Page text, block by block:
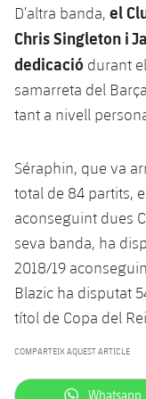
Jugadors
Fotos
Història
Classificació
Juvenil
Infantil
Aleví
Atletisme
plusicon
més
Masculí
Femení
Agenda
Bàsquet en
plusicon
més
Actualitat
Jugadors
Calendari
Classificació
Actualitat
Jugadors
Calendari
Resultats
Classificació
Hoquei herba
plusicon
més
Notícies
Hockey
Hockey
Patinatge
plusicon
més
Actualitat
Plantilla
Escola de
Rugby
plusicon
més
plusicon
més
D’altra banda, el
Chris Singleton i
dedicació durant
samarreta del
tant a nivell
Séraphin, que va
total de 84 partits,
aconseguint dues
seva banda, ha
2018/19
Blazic ha disputat
títol de Copa del
COMPARTEIX AQUEST ARTICLE
Whatsapp